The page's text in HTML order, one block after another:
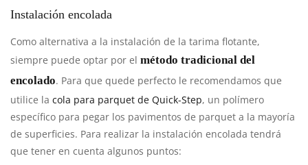
Instalación encolada
Como alternativa a la instalación de la tarima flotante,
siempre puede optar por el método tradicional del
encolado. Para que quede perfecto le recomendamos que
utilice la cola para parquet de Quick-Step, un polímero
específico para pegar los pavimentos de parquet a la mayoría
de superficies. Para realizar la instalación encolada tendrá
que tener en cuenta algunos puntos: